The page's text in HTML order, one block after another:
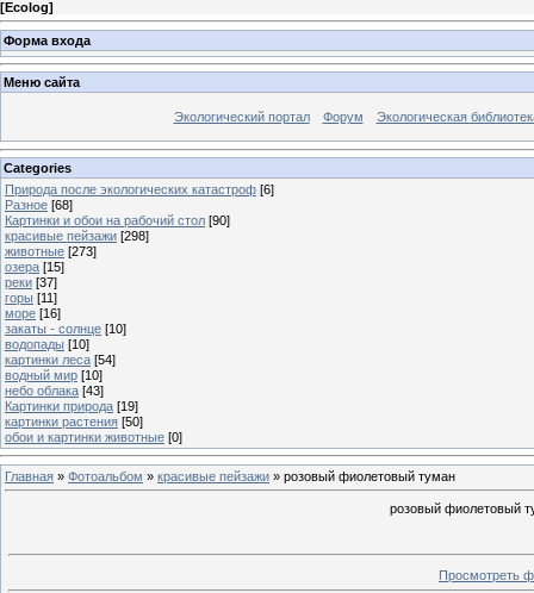
[Ecolog]
Форма входа
Меню сайта
Экологический портал Форум Экологическая
Categories
Природа после экологических катастроф [6]
Разное [68]
Картинки и обои на рабочий стол [90]
красивые пейзажи [298]
животные [273]
озера [15]
реки [37]
горы [11]
море [16]
закаты - солнце [10]
водопады [10]
картинки леса [54]
водный мир [10]
небо облака [43]
Картинки природа [19]
картинки растения [50]
обои и картинки животные [0]
Главная » Фотоальбом » красивые пейзажи » розовый фиолетовый туман
розовый фиолетовый
Просмотреть